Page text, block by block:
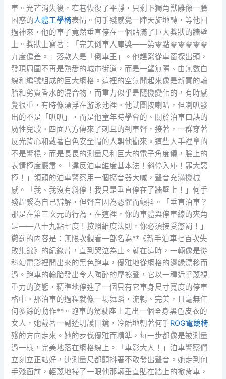
車。光芒消失後，窄巷恢復了平靜，只剩下獨角獸雕像一臉
困惑的人體工學椅表情。何手殘感覺一陣天旋地轉，等他回
過神來，他的車子竟然垂直停在一個貼滿了巨大獎狀的牆壁
上。獎狀上寫著：「完美倒車入庫獎——第零點零零零零零
九度偏差。」落款人是「倒車王」。他趕緊從車窗探出頭，
發現周圍不再是熟悉的城市街道，而是一望無際、由無數白
線和編號組成的巨大網格。這裡的空氣聞起來像是新買的輪
胎和劣質香水的混合物，而重力似乎是隨機變化的，有時感
覺很重，有時像漂浮在游泳池裡。他試圖按喇叭，但喇叭發
出的不是「叭叭」，而是他童年時學會的、關於泊車口訣的
魔性兒歌。四面八方傳來了刺耳的剎車聲，接著，一群穿著
反光背心和戴著白色安全帽的人朝他衝來。這些人手裡拿的
不是警棍，而是長長的測量尺和巨大的電子角度儀，臉上的
表情極度嚴肅。「違反泊車維度基本法！斜停入庫！罪大惡
極！」領頭的泊車警察用一個擴音器大喊，聲音充滿機械
感。「我、我沒有斜停！我只是垂直停在了牆壁上！」何手
殘趕緊為自己辯解，但聲音因為恐懼而顫抖。「垂直泊車？
那是在第三次元的行為，在這裡，你的車體與停車線的夾角
是——八十九點七度！按照維度法則，你必須接受懲罰！」
懲罰的內容是：無限次觀看一部名為**《新手泊車七百次失
敗集錦》的紀錄片，直到哭泣為止。就在這時，一輛像是從
科幻電影裡開出來的黑色跑車，優雅地從網格的邊緣漂移而
過。跑車的輪胎發出令人陶醉的摩擦聲，它以一種近乎蔑視
重力的姿態，精準地停進了一個只有它車身尺寸寬度的停車
格中。那泊車的過程就像一場舞蹈，流暢、完美，且毫無任
何多餘的動作**。跑車的駕駛座上走出一個全身黑色皮衣的
女人，她戴著一副透明護目鏡，冷酷地朝著何手ROG電競椅
殘的方向走來。她的步伐優雅而精準，每一步都像是被測量
過一樣，完美地落在網格線上。「車影大人！」泊車警察們
立刻立正站好，連測量尺都顫抖著不敢發出聲音。她走到何
手殘面前，輕蔑地掃了一眼他那輛垂直貼在牆上的掀背車，